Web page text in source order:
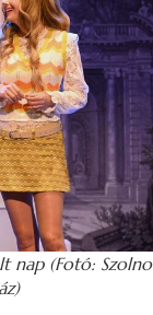
nap (Fotó: